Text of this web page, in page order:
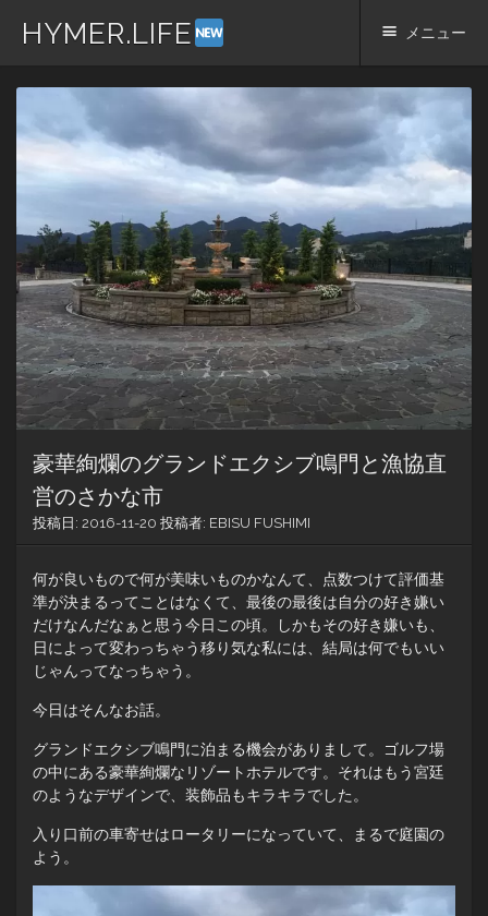
HYMER.LIFE メニュー
コ
テ
ン
ス
キ
ッ
プ
豪華絢爛のグランドエクシブ鳴門と漁協直
営のさかな市
投稿日: 2016-11-20 投稿者: EBISU FUSHIMI
何が良いもので何が美味いものかなんて、点数つけて評価基
準が決まるってことはなくて、最後の最後は自分の好き嫌い
だけなんだなぁと思う今日この頃。しかもその好き嫌いも、
日によって変わっちゃう移り気な私には、結局は何でもいい
じゃんってなっちゃう。
今日はそんなお話。
グランドエクシブ鳴門に泊まる機会がありまして。ゴルフ場
の中にある豪華絢爛なリゾートホテルです。それはもう宮廷
のようなデザインで、装飾品もキラキラでした。
入り口前の車寄せはロータリーになっていて、まるで庭園の
よう。